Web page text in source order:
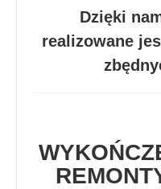
Dzięki
realizowane